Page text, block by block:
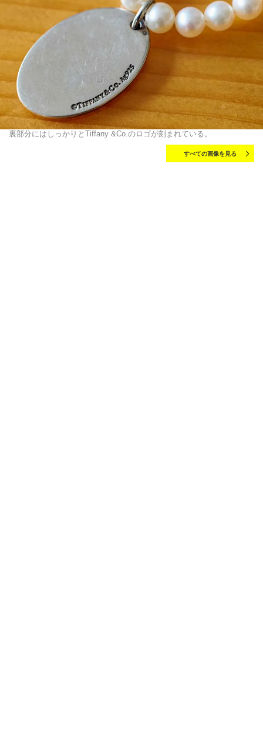
裏部分にはしっかりとTiffany &Co.のロゴが刻まれている。
すべての画像を見る